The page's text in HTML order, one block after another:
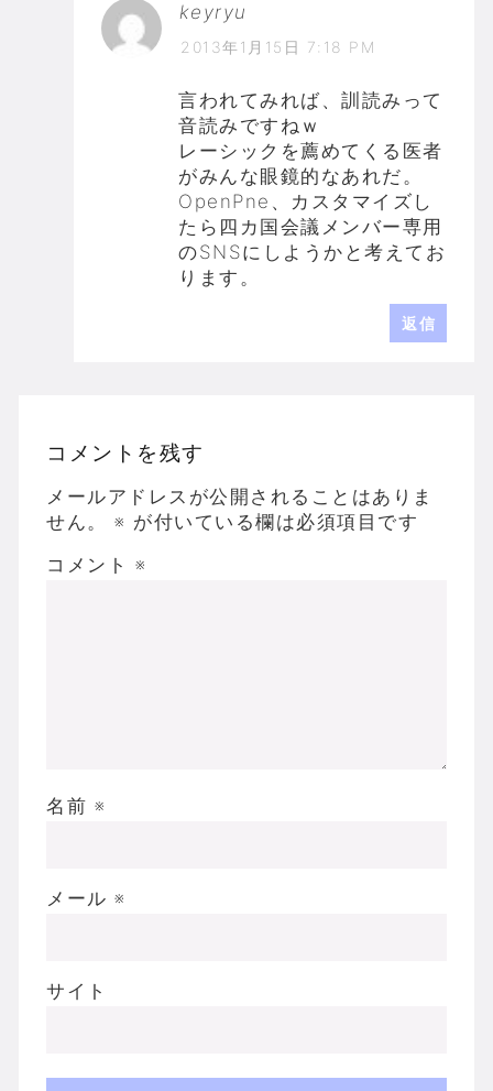
keyryu
2013年1月15日 7:18 PM
言われてみれば、訓読みって
音読みですねｗ
レーシックを薦めてくる医者
がみんな眼鏡的なあれだ。
OpenPne、カスタマイズし
たら四カ国会議メンバー専用
のSNSにしようかと考えてお
ります。
返信
コメントを残す
メールアドレスが公開されることはありま
せん。
※ が付いている欄は必須項目です
コメント ※
名前 ※
メール ※
サイト